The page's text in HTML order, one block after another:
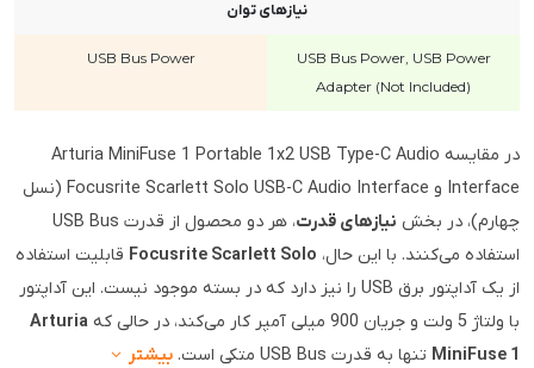
نیازهای توان
USB Bus Power, USB Power
Adapter (Not Included)
USB Bus Power
در مقایسه Arturia MiniFuse 1 Portable 1x2 USB Type-C Audio
Interface و Focusrite Scarlett Solo USB-C Audio Interface (نسل
چهارم)، در بخش نیازهای قدرت
، هر دو محصول از قدرت USB Bus
استفاده می‌کنند. با این حال، Focusrite Scarlett Solo قابلیت استفاده
از یک آداپتور برق USB را نیز دارد که در بسته موجود نیست. این آداپتور
با ولتاژ 5 ولت و جریان 900 میلی آمپر کار می‌کند، در حالی که
Arturia
MiniFuse 1 تنها به قدرت USB Bus متکی است. بیشتر